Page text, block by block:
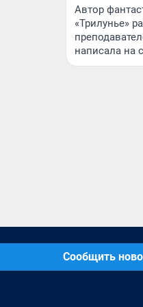
Автор
«Трилунье»
написала на
Сообщить